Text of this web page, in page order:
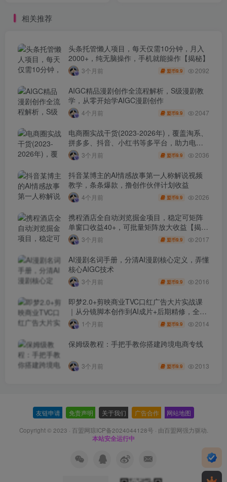
相关推荐
头条托管懒人项目，每天仅需10分钟，月入
2000+，纯无脑操作，手机就能操作【揭秘】
3个月前 盟币9.9 2092
AIGC精品漫剧创作全流程解析，S级漫剧教
学，从零开始学AIGC漫剧创作
4个月前 盟币9.9 2047
电商圈实战干货(2023-2026年)，覆盖淘系、
拼多多、抖音、小红书等多平台，助力电商
人避开坑、提效率、稳盈利(更新4月)
3个月前 盟币9.9 2036
抖音某博主的AI情感故事第一人称解说视频
教学，条条爆款，撸创作伙伴计划收益
4个月前 盟币9.9 2026
携程酒店全自动浏览掘金项目，稳定可矩阵
单窗口收益40+，可批量矩阵放大收益【揭
秘】3个月前 盟币9.9 2017
AI漫剧名词手册，分清AI漫剧核心定义，弄懂
核心AIGC技术
3个月前 盟币9.9 2016
即梦2.0+剪映商业TVC口红广告大片实战课
｜从分镜脚本创作到AI成片+后期精修，全流
程打造品牌级产品广告
1个月前 盟币9.9 2014
保姆级教程：手把手教你搭建跨境电商专线
3个月前 盟币9.9 2013
友链申请 免责声明 关于我们 广告合作 网站地图
Copyright © 2023 · 百盟网琼ICP备2024044128号 · 由百盟网强力驱动.
本站安全运行中